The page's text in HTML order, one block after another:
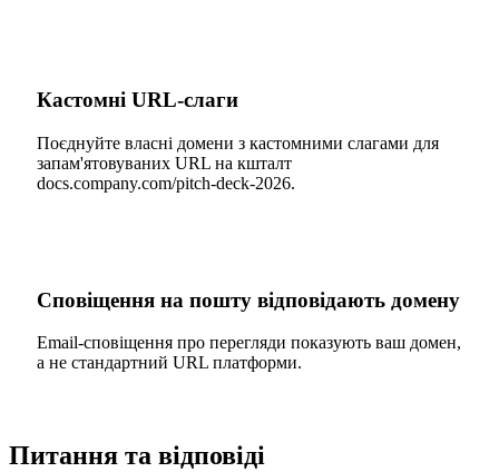
Кастомні URL-слаги
Поєднуйте власні домени з кастомними слагами для
запам'ятовуваних URL на кшталт
docs.company.com/pitch-deck-2026.
Сповіщення на пошту відповідають домену
Email-сповіщення про перегляди показують ваш домен,
а не стандартний URL платформи.
Питання та відповіді